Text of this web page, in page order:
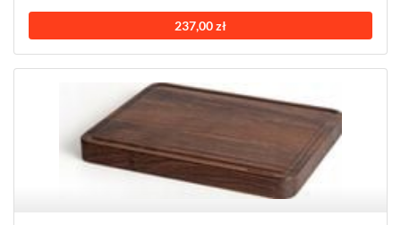
237,00 zł